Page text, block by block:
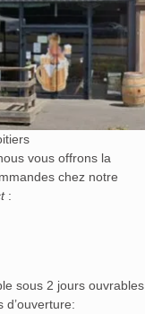
vous offrons la
chez notre
:
sous 2 jours ouvrables